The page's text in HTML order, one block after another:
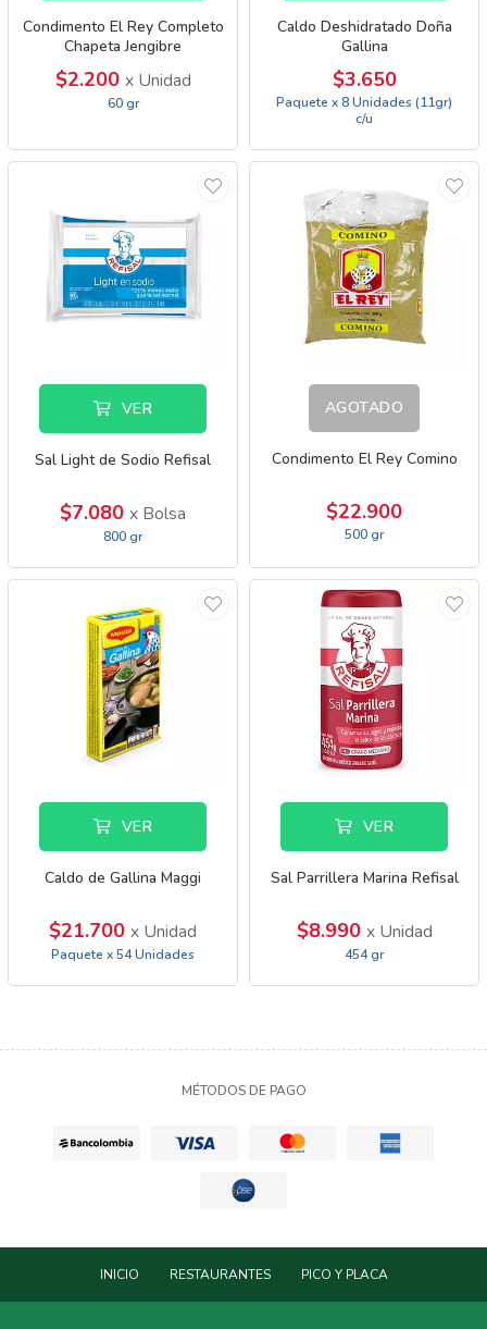
Condimento El Rey Completo
Chapeta Jengibre
$2.200 x Unidad
60 gr
Caldo Deshidratado Doña
Gallina
$3.650
Paquete x 8 Unidades (11gr)
c/u
VER
Sal Light de Sodio Refisal
$7.080 x Bolsa
800 gr
AGOTADO
Condimento El Rey Comino
$22.900
500 gr
VER
Caldo de Gallina Maggi
$21.700 x Unidad
Paquete x 54 Unidades
VER
Sal Parrillera Marina Refisal
$8.990 x Unidad
454 gr
MÉTODOS DE PAGO
INICIO RESTAURANTES PICO Y PLACA